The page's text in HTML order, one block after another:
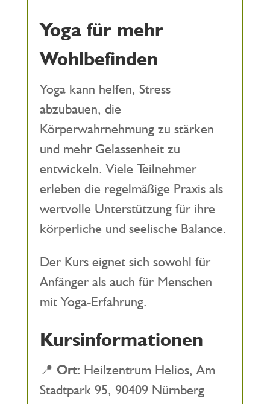
Yoga für mehr
Wohlbefinden
Yoga kann helfen, Stress
abzubauen, die
Körperwahrnehmung zu stärken
und mehr Gelassenheit zu
entwickeln. Viele Teilnehmer
erleben die regelmäßige Praxis als
wertvolle Unterstützung für ihre
körperliche und seelische Balance.
Der Kurs eignet sich sowohl für
Anfänger als auch für Menschen
mit Yoga-Erfahrung.
Kursinformationen
📍 Ort: Heilzentrum Helios, Am
Stadtpark 95, 90409 Nürnberg